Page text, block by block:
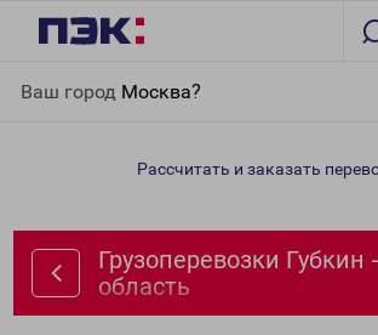
Ваш город Москва?
область
Рассчитать и заказать
Грузоперевозки Губкин
область